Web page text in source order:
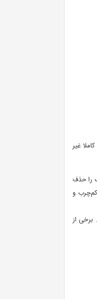
غیر
را حذف
کم‌چرب و
برخی از